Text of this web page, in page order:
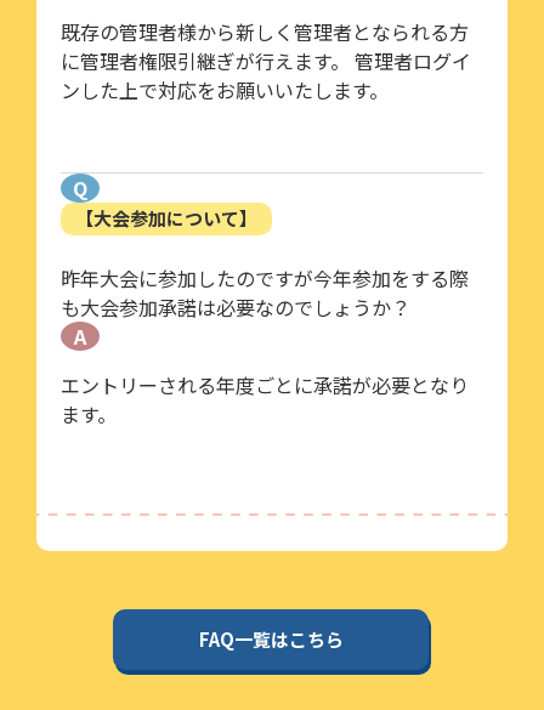
既存の管理者様から新しく管理者となられる方
に管理者権限引継ぎが行えます。 管理者ログイ
ンした上で対応をお願いいたします。
Q
【大会参加について】
昨年大会に参加したのですが今年参加をする際
も大会参加承諾は必要なのでしょうか？
A
エントリーされる年度ごとに承諾が必要となり
ます。
FAQ一覧はこちら